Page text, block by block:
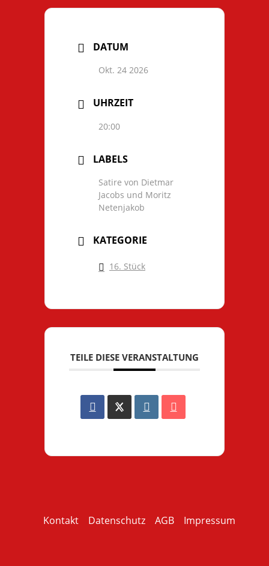
DATUM
Okt. 24 2026
UHRZEIT
20:00
LABELS
Satire von Dietmar
Jacobs und Moritz
Netenjakob
KATEGORIE
16. Stück
TEILE DIESE VERANSTALTUNG
Kontakt Datenschutz AGB Impressum